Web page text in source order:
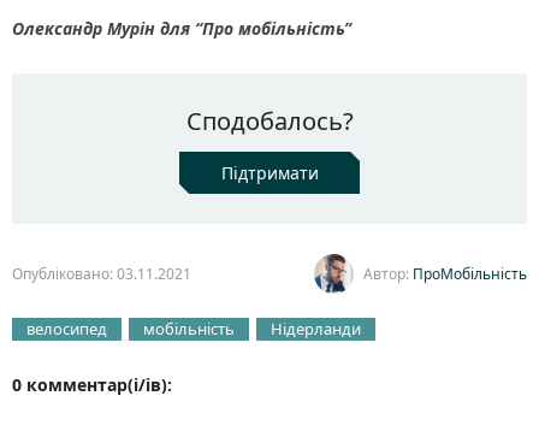
Олександр Мурін для “Про мобільність”
Сподобалось?
Підтримати
Опубліковано: 03.11.2021 Автор: ПроМобільність
велосипед мобільність Нідерланди
0 комментар(і/ів):